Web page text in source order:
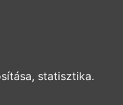
statisztika.